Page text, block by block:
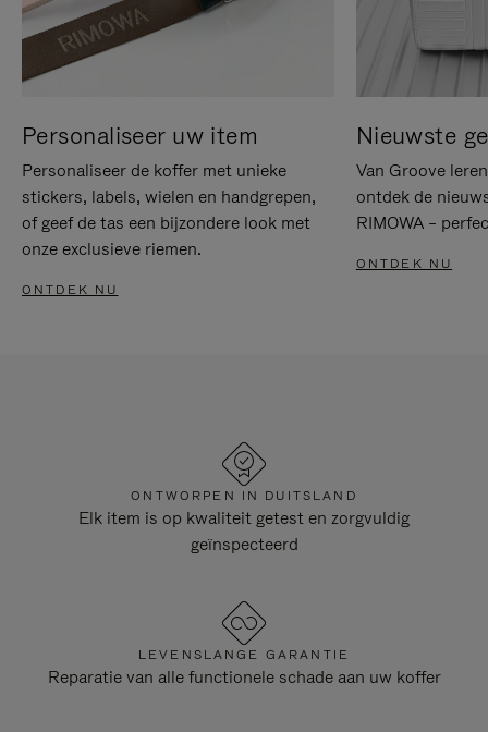
Personaliseer uw item
Personaliseer de koffer met unieke
stickers, labels, wielen en handgrepen,
of geef de tas een bijzondere look met
onze exclusieve riemen.
ONTDEK NU
Nieuwste
Van Groove
ontdek de
RIMOWA –
ONTDEK NU
ONTWORPEN IN DUITSLAND
Elk item is op kwaliteit getest en zorgvuldig
geïnspecteerd
LEVENSLANGE GARANTIE
Reparatie van alle functionele schade aan uw koffer